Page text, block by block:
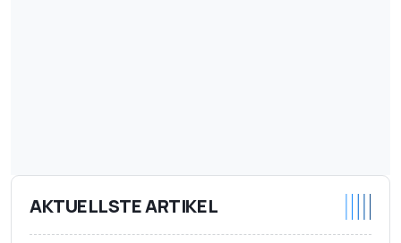
AKTUELLSTE ARTIKEL